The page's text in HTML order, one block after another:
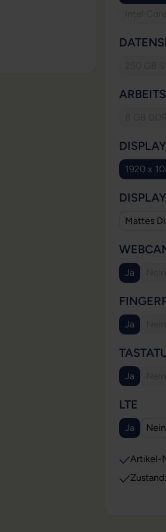
1920 x
Mattes
Ja
(Diese
Ja
(Diese
Ja
(Diese
LTE
Ja
(Diese
Nein
Artikel-